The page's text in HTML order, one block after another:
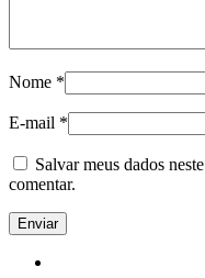
Nome *
E-mail *
Salvar meus dados
comentar.